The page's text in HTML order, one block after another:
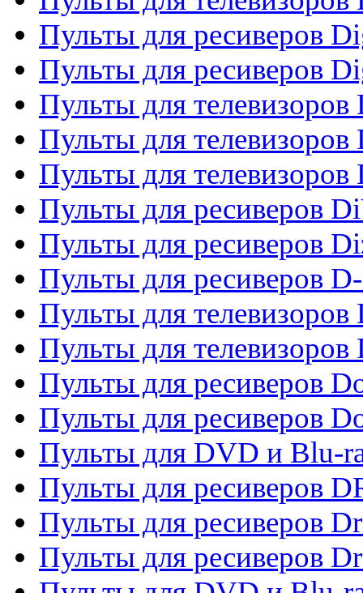
Пульты для ресиверов
Пульты для ресиверов
Пульты для
Пульты для
Пульты для телевизоров
Пульты для ресиверов
Пульты для ресиверов
Пульты для ресиверов
Пульты для телевизоров
Пульты для
Пульты для ресиверов
Пульты для ресиверов
Пульты для DVD и Blu-
Пульты для ресиверов
Пульты для ресиверов
Пульты для ресиверов